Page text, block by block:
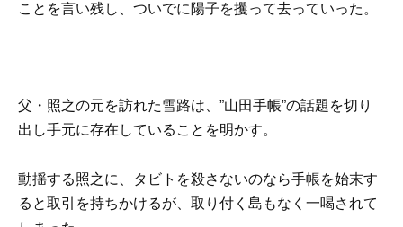
ことを言い残し、ついでに陽子を攫って去っていった。
父・照之の元を訪れた雪路は、”山田手帳”の話題を切り
出し手元に存在していることを明かす。
動揺する照之に、タビトを殺さないのなら手帳を始末す
ると取引を持ちかけるが、取り付く島もなく一喝されて